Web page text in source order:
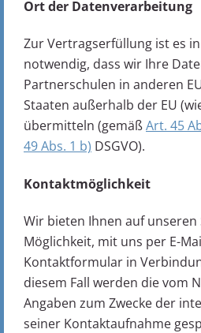
Ort der Datenverarbeitung
Zur Vertragserfüllung ist es
notwendig, dass wir Ihre
Partnerschulen in anderen
Staaten außerhalb der EU
übermitteln (gemäßArt. 45
49 Abs. 1 b) DSGVO).
Kontaktmöglichkeit
Wir bieten Ihnen auf unseren
Möglichkeit, mit uns per E-
Kontaktformular in
diesem Fall werden die vom
Angaben zum Zwecke der
seiner Kontaktaufnahme